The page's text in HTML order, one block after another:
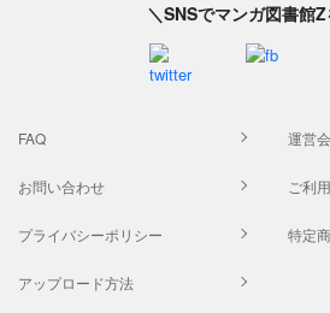
＼SNSでマンガ図書館
FAQ 運営
お問い合わせ ご利
プライバシーポリシー 特定
アップロード方法